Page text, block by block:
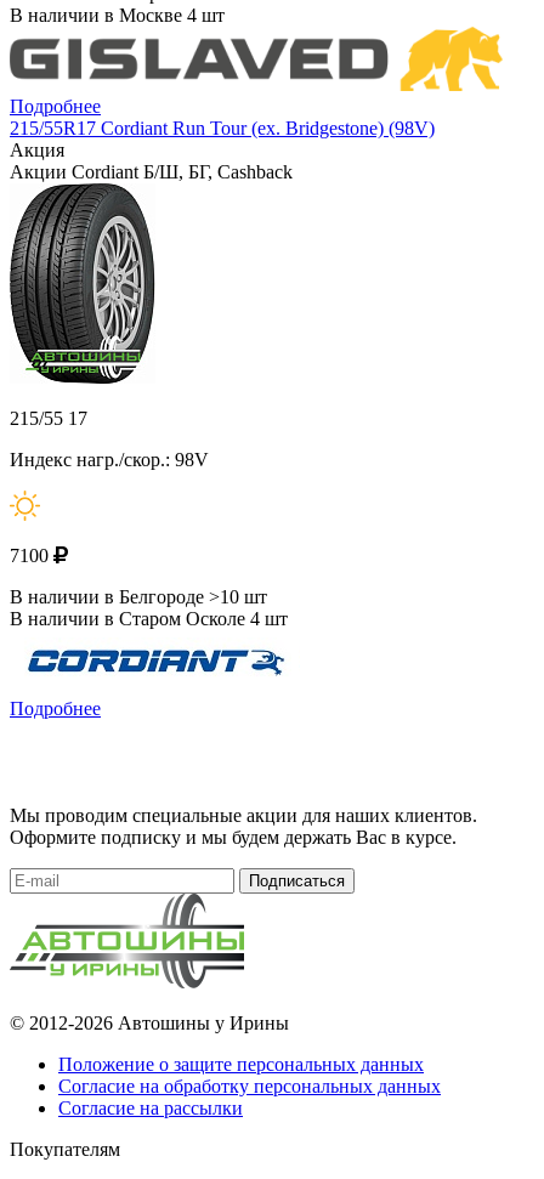
В наличии в Москве 4 шт
Подробнее
215/55R17 Cordiant Run Tour (ex. Bridgestone) (98V)
Акция
Акции Cordiant Б/Ш, БГ, Cashback
215/55 17
Индекс нагр./скор.: 98V
7100
В наличии в Белгороде >10 шт
В наличии в Старом Осколе 4 шт
Подробнее
Мы проводим специальные акции для наших клиентов.
Оформите подписку и мы будем держать Вас в курсе.
Подписаться
© 2012-2026 Автошины у Ирины
Положение о защите персональных данных
Согласие на обработку персональных данных
Согласие на рассылки
Покупателям